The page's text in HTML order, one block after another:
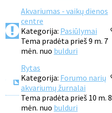
Akvariumas - vaikų dienos
centre
Kategorija: Pasiūlymai
Tema pradėta prieš 9 m. 7
mėn. nuo bulduri
Rytas
Kategorija: Forumo narių
akvariumų žurnalai
Tema pradėta prieš 10 m. 8
mėn. nuo bulduri